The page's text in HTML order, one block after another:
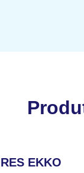
EKKO